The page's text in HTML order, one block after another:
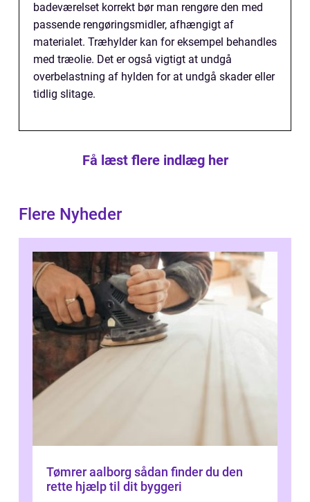
badeværelset korrekt bør man rengøre den med
passende rengøringsmidler, afhængigt af
materialet. Træhylder kan for eksempel behandles
med træolie. Det er også vigtigt at undgå
overbelastning af hylden for at undgå skader eller
tidlig slitage.
Få læst flere indlæg her
Flere Nyheder
Tømrer aalborg sådan finder du den
rette hjælp til dit byggeri